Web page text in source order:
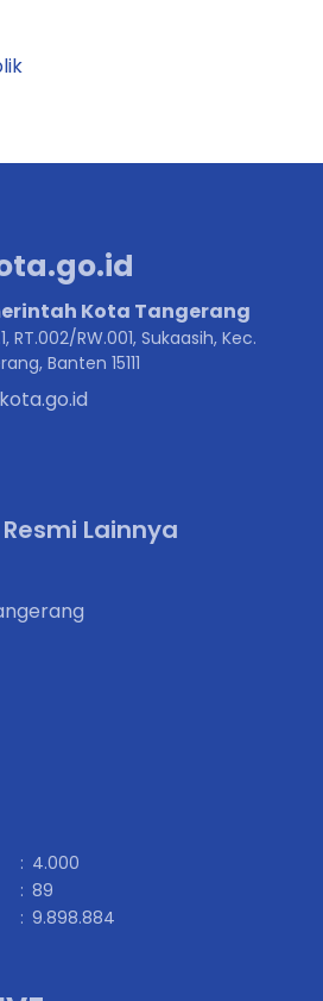
Kota Tangerang
RT.002/RW.001, Sukaasih, Kec.
Banten 15111
Lainnya
: 4.000
: 89
: 9.898.884